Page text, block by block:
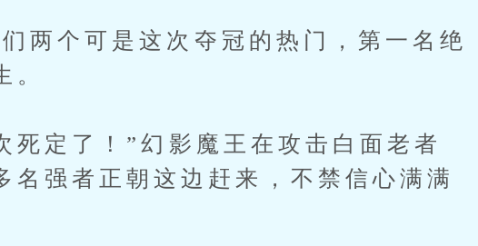
两个可是这次夺冠的热门，第一名绝
。
定了！”幻影魔王在攻击白面老者
名强者正朝这边赶来，不禁信心满满